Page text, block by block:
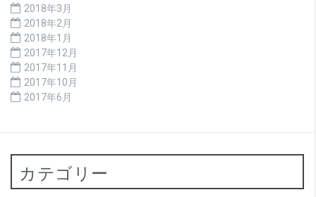
2018年3月
2018年2月
2018年1月
2017年12月
2017年11月
2017年10月
2017年6月
カテゴリー